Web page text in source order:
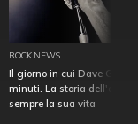
ROCK NEWS
Il giorno in cui Dave
minuti. La storia
sempre la sua vita